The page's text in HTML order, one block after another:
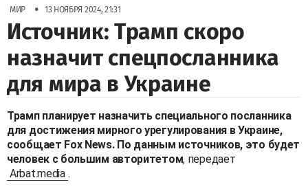
МИР • 13 НОЯБРЯ 2024, 21:31
Источник: Трамп скоро
назначит спецпосланника
для мира в Украине
Трамп планирует назначить специального посланника
для достижения мирного урегулирования в Украине,
сообщает Fox News. По данным источников, это будет
человек с большим авторитетом, передает
Arbat.media .